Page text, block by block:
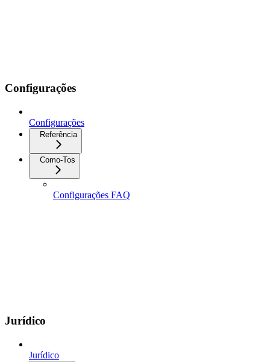
Configurações
Configurações
Referência
Como-Tos
Configurações FAQ
Jurídico
Jurídico